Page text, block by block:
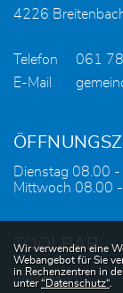
4226
Telefon
061
E-Mail
Dienstag 08.00
Mittwoch 08.00
TOOLBAR
Impressum
Webstatistik
Wir verwenden eine
Webangebot für Sie
in Rechenzentren in
unter“Datenschutz“.